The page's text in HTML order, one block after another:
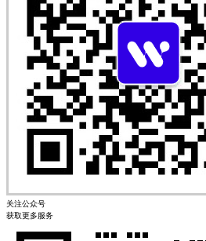
关注公众号
获取更多服务